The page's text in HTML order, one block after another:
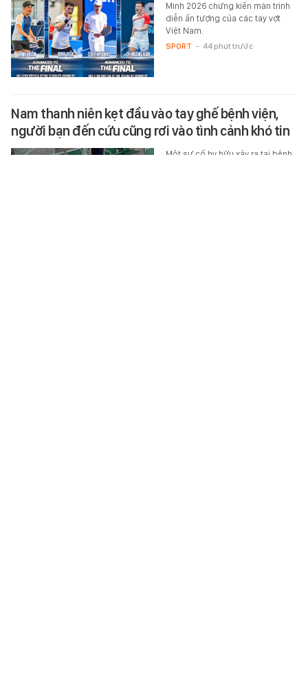
Minh 2026 chứng kiến màn trình
diễn ấn tượng của các tay vợt
Việt Nam.
SPORT - 44 phút trước
Nam thanh niên kẹt đầu vào tay ghế bệnh viện,
người bạn đến cứu cũng rơi vào tình cảnh khó tin
Một sự cố hy hữu xảy ra tại bệnh